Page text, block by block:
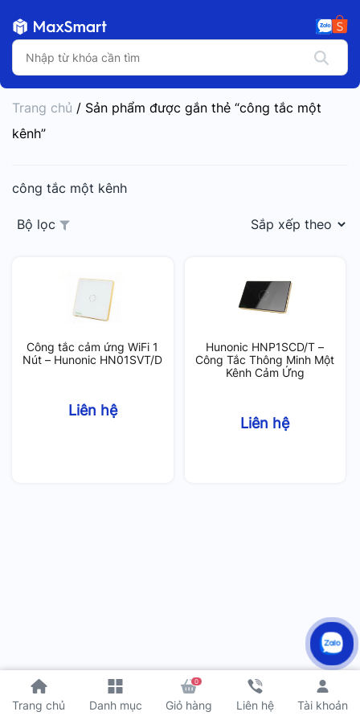
Trang chủ Danh mục
0
Giỏ hàng Liên hệ Tài khoản
Trang chủ / Sản phẩm được gắn thẻ “công tắc một
kênh”
công tắc một kênh
Bộ lọc
Công tắc cảm ứng WiFi 1
Nút – Hunonic HN01SVT/D
Liên hệ
Hunonic HNP1SCD/T –
Công Tắc Thông Minh Một
Kênh Cảm Ứng
Liên hệ